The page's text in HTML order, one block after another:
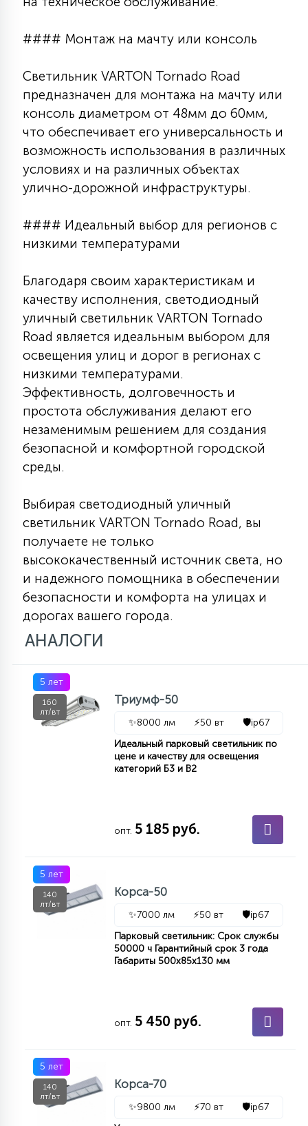
#### Монтаж на мачту или консоль
Светильник VARTON Tornado Road
предназначен для монтажа на мачту или
консоль диаметром от 48мм до 60мм,
что обеспечивает его универсальность и
возможность использования в различных
условиях и на различных объектах
улично-дорожной инфраструктуры.
#### Идеальный выбор для регионов с
низкими температурами
Благодаря своим характеристикам и
качеству исполнения, светодиодный
уличный светильник VARTON Tornado
Road является идеальным выбором для
освещения улиц и дорог в регионах с
низкими температурами.
Эффективность, долговечность и
простота обслуживания делают его
незаменимым решением для создания
безопасной и комфортной городской
среды.
Выбирая светодиодный уличный
светильник VARTON Tornado Road, вы
получаете не только
высококачественный источник света, но
и надежного помощника в обеспечении
безопасности и комфорта на улицах и
дорогах вашего города.
АНАЛОГИ
5 лет
160
лт/вт
Триумф-50
✨8000 лм ⚡50 вт 🛡️ip67
Идеальный парковый светильник по
цене и качеству для освещения
категорий Б3 и В2
опт. 5 185 руб.
5 лет
140
лт/вт
Корса-50
✨7000 лм ⚡50 вт 🛡️ip67
Парковый светильник: Срок службы
50000 ч Гарантийный срок 3 года
Габариты 500х85х130 мм
опт. 5 450 руб.
5 лет
140
лт/вт
Корса-70
✨9800 лм ⚡70 вт 🛡️ip67